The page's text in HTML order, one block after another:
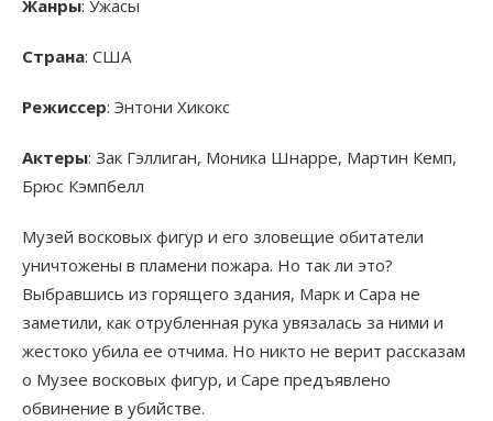
Жанры: Ужасы
Страна: США
Режиссер: Энтони Хикокс
Актеры: Зак Гэллиган, Моника Шнарре, Мартин Кемп,
Брюс Кэмпбелл
Музей восковых фигур и его зловещие обитатели
уничтожены в пламени пожара. Но так ли это?
Выбравшись из горящего здания, Марк и Сара не
заметили, как отрубленная рука увязалась за ними и
жестоко убила ее отчима. Но никто не верит рассказам
о Музее восковых фигур, и Саре предъявлено
обвинение в убийстве.